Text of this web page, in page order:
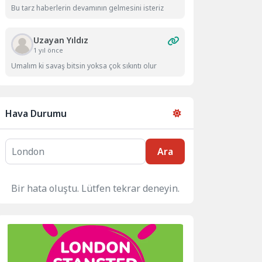
Bu tarz haberlerin devamının gelmesini isteriz
Uzayan Yıldız
1 yıl önce
Umalım ki savaş bitsin yoksa çok sıkıntı olur
Hava Durumu
Ara
Bir hata oluştu. Lütfen tekrar deneyin.